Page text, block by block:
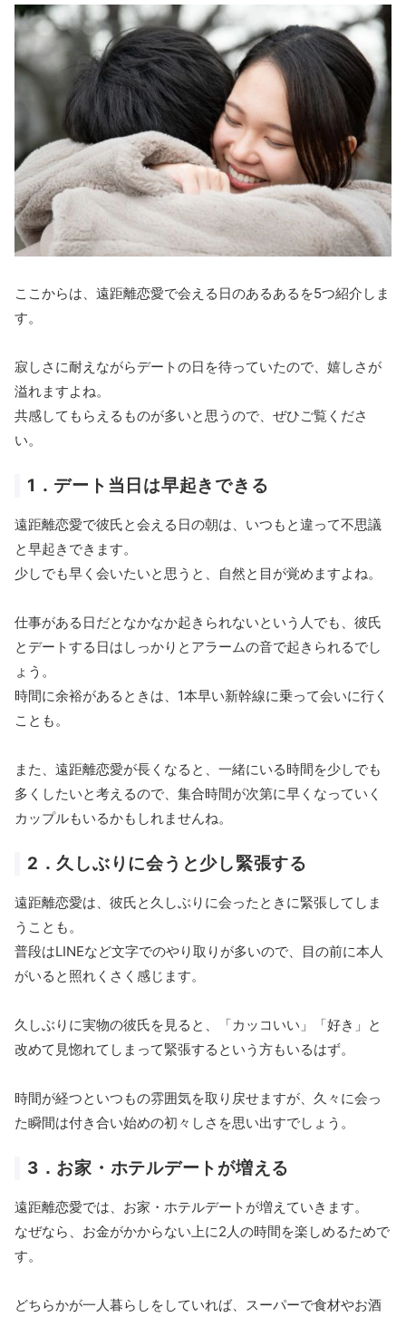
ここからは、遠距離恋愛で会える日のあるあるを5つ紹介しま
す。
寂しさに耐えながらデートの日を待っていたので、嬉しさが
溢れますよね。
共感してもらえるものが多いと思うので、ぜひご覧くださ
い。
1．デート当日は早起きできる
遠距離恋愛で彼氏と会える日の朝は、いつもと違って不思議
と早起きできます。
少しでも早く会いたいと思うと、自然と目が覚めますよね。
仕事がある日だとなかなか起きられないという人でも、彼氏
とデートする日はしっかりとアラームの音で起きられるでし
ょう。
時間に余裕があるときは、1本早い新幹線に乗って会いに行く
ことも。
また、遠距離恋愛が長くなると、一緒にいる時間を少しでも
多くしたいと考えるので、集合時間が次第に早くなっていく
カップルもいるかもしれませんね。
2．久しぶりに会うと少し緊張する
遠距離恋愛は、彼氏と久しぶりに会ったときに緊張してしま
うことも。
普段はLINEなど文字でのやり取りが多いので、目の前に本人
がいると照れくさく感じます。
久しぶりに実物の彼氏を見ると、「カッコいい」「好き」と
改めて見惚れてしまって緊張するという方もいるはず。
時間が経つといつもの雰囲気を取り戻せますが、久々に会っ
た瞬間は付き合い始めの初々しさを思い出すでしょう。
3．お家・ホテルデートが増える
遠距離恋愛では、お家・ホテルデートが増えていきます。
なぜなら、お金がかからない上に2人の時間を楽しめるためで
す。
どちらかが一人暮らしをしていれば、スーパーで食材やお酒